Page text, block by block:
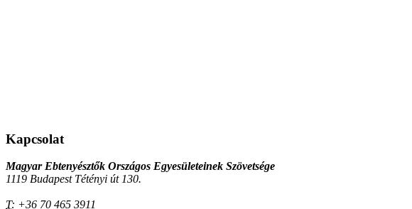
Kapcsolat
Magyar Ebtenyésztők Országos Egyesületeinek Szövetsége
1119 Budapest Tétényi út 130.
T: +36 70 465 3911